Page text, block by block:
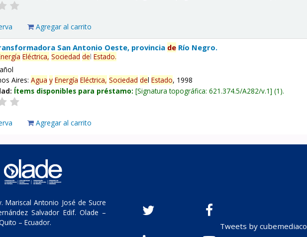
Agregar al carrito
San Antonio Oeste, provincia de Río Negro.
Eléctrica, Sociedad delEstado.
Aires:Agua y Energía Eléctrica, Sociedad delEstado, 1998
Ítems disponibles para préstamo: Signatura topográfica:621.374.5/A282/v.1 (1).
Agregar al carrito
Mariscal Antonio José de Sucre
Salvador Edif. Olade –
– Ecuador.
Tweets by cubemediaco